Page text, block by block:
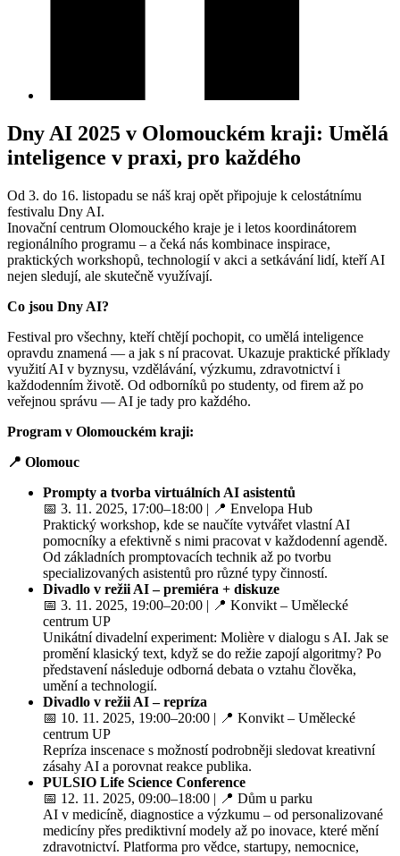
Dny AI 2025 v Olomouckém kraji: Umělá
inteligence v praxi, pro každého
Od 3. do 16. listopadu se náš kraj opět připojuje k celostátnímu
festivalu Dny AI.
Inovační centrum Olomouckého kraje je i letos koordinátorem
regionálního programu – a čeká nás kombinace inspirace,
praktických workshopů, technologií v akci a setkávání lidí, kteří AI
nejen sledují, ale skutečně využívají.
Co jsou Dny AI?
Festival pro všechny, kteří chtějí pochopit, co umělá inteligence
opravdu znamená — a jak s ní pracovat. Ukazuje praktické příklady
využití AI v byznysu, vzdělávání, výzkumu, zdravotnictví i
každodenním životě. Od odborníků po studenty, od firem až po
veřejnou správu — AI je tady pro každého.
Program v Olomouckém kraji:
📍 Olomouc
Prompty a tvorba virtuálních AI asistentů
📅 3. 11. 2025, 17:00–18:00 | 📍 Envelopa Hub
Praktický workshop, kde se naučíte vytvářet vlastní AI
pomocníky a efektivně s nimi pracovat v každodenní agendě.
Od základních promptovacích technik až po tvorbu
specializovaných asistentů pro různé typy činností.
Divadlo v režii AI – premiéra + diskuze
📅 3. 11. 2025, 19:00–20:00 | 📍 Konvikt – Umělecké
centrum UP
Unikátní divadelní experiment: Molière v dialogu s AI. Jak se
promění klasický text, když se do režie zapojí algoritmy? Po
představení následuje odborná debata o vztahu člověka,
umění a technologií.
Divadlo v režii AI – repríza
📅 10. 11. 2025, 19:00–20:00 | 📍 Konvikt – Umělecké
centrum UP
Repríza inscenace s možností podrobněji sledovat kreativní
zásahy AI a porovnat reakce publika.
PULSIO Life Science Conference
📅 12. 11. 2025, 09:00–18:00 | 📍 Dům u parku
AI v medicíně, diagnostice a výzkumu – od personalizované
medicíny přes prediktivní modely až po inovace, které mění
zdravotnictví. Platforma pro vědce, startupy, nemocnice,